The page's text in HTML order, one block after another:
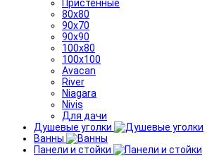
Пристенные
80x80
90x70
90x90
100x80
100x100
Avacan
River
Niagara
Nivis
Для дачи
Душевые уголки
Ванны
Панели и стойки